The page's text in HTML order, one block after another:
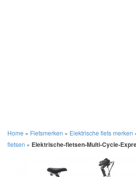
Home » Fietsmerken » Elektrische fiets merken
fietsen » Elektrische-fietsen-Multi-Cycle-